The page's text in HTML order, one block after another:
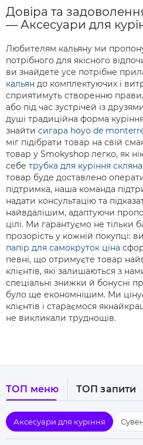
Довіра та
— Аксесуари для
Любителям кальяну ми
потрібного для якісного
ви знайдете усе потрібне
кальян до комплектуючих і
сприятимуть створенню
або під час зустрічей із
душі традиційна форма
знайти сигара hoyo de
міг підібрати товар на свій
товар у Smokyshop легко, як
себе трубка для куріння скляна
товар буде доставлено
підтримка, наша команда
надати консультацію та
найвдалішим, адаптуючи
цілі. Ми гарантуємо не тільки
прозорість у кожній покупці:
папір для самокруток ціна
певні, що отримуєте товар
клієнтів, які залишаються з
спеціальні знижки й бонусні
було ще економнішим. Ми
клієнтів і стараємося
не викликали труднощів.
ТОП меню ТОП запити
Аксесуари для куріння